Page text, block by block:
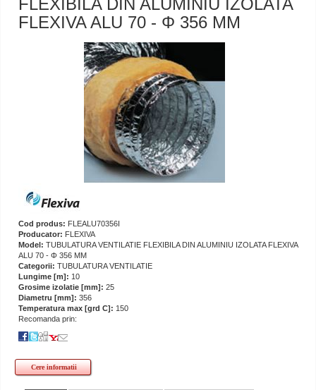
FLEXIBILA DIN ALUMINIU IZOLATA
FLEXIVA ALU 70 - Φ 356 MM
Cod produs: FLEALU70356I
Producator: FLEXIVA
Model: TUBULATURA VENTILATIE FLEXIBILA DIN ALUMINIU IZOLATA FLEXIVA
ALU 70 - Φ 356 MM
Categorii: TUBULATURA VENTILATIE
Lungime [m]: 10
Grosime izolatie [mm]: 25
Diametru [mm]: 356
Temperatura max [grd C]: 150
Recomanda prin:
Cere informatii